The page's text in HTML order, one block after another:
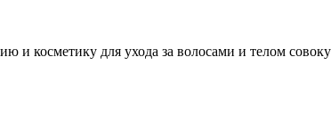
косметику для ухода за волосами и телом